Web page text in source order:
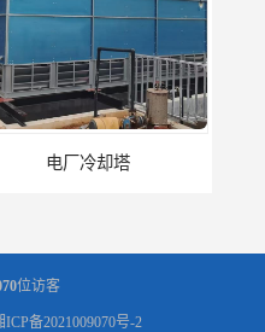
郑州喷淋泵厂家
位访客
ICP备2021009070号-2